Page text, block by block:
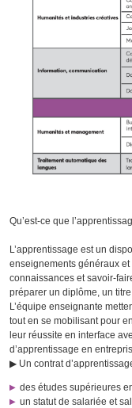
Qu’est-ce que
L’apprentissage est un
enseignements généraux
connaissances et savoir-
préparer un diplôme, un
L’équipe enseignante
tout en se mobilisant pour
leur réussite en interface
d’apprentissage en
▶ Un contrat
des études supérieures
un statut de salariée et